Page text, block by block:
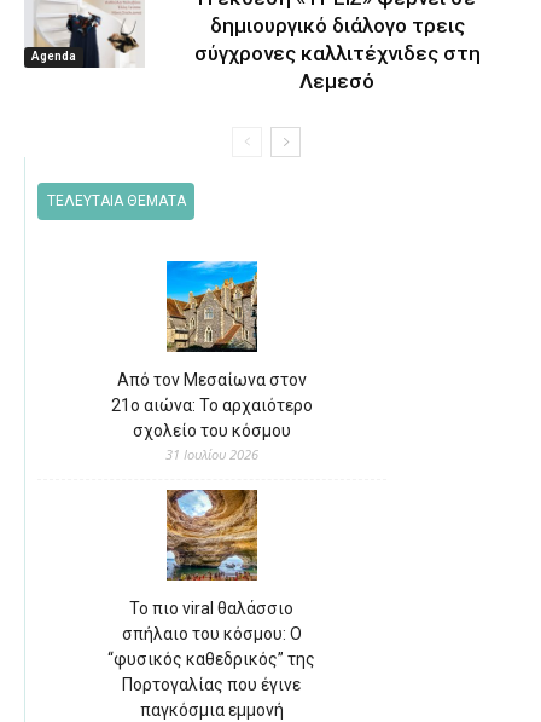
Agenda
δημιουργικό διάλογο τρεις
σύγχρονες καλλιτέχνιδες στη
Λεμεσό
ΤΕΛΕΥΤΑΙΑ ΘΕΜΑΤΑ
Από τον Μεσαίωνα στον
21ο αιώνα: Το αρχαιότερο
σχολείο του κόσμου
31 Ιουλίου 2026
Το πιο viral θαλάσσιο
σπήλαιο του κόσμου: Ο
“φυσικός καθεδρικός” της
Πορτογαλίας που έγινε
παγκόσμια εμμονή